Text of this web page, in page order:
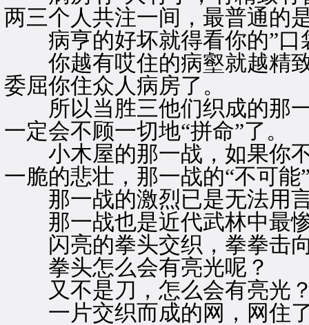
两三个人共注一间，最普通的
病亨的好坏就得看你的”口
你越有哎住的病壑就越精致
委屈你住众人病房了。
所以当胜三他们织成的那一
一定会不顾一切地“拼命”了。
小木屋的那一战，如果你不
一脆的悲壮，那一战的“不可能
那一战的激烈已是无法用
那一战也是近代武林中最
闪亮的拳头交织，拳拳击
拳头怎么会有亮光呢？
又不是刀，怎么会有亮光
一片交织而成的网，网住